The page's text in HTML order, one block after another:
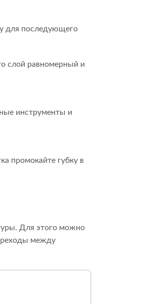
для последующего
слой равномерный и
инструменты и
промокайте губку в
Для этого можно
между